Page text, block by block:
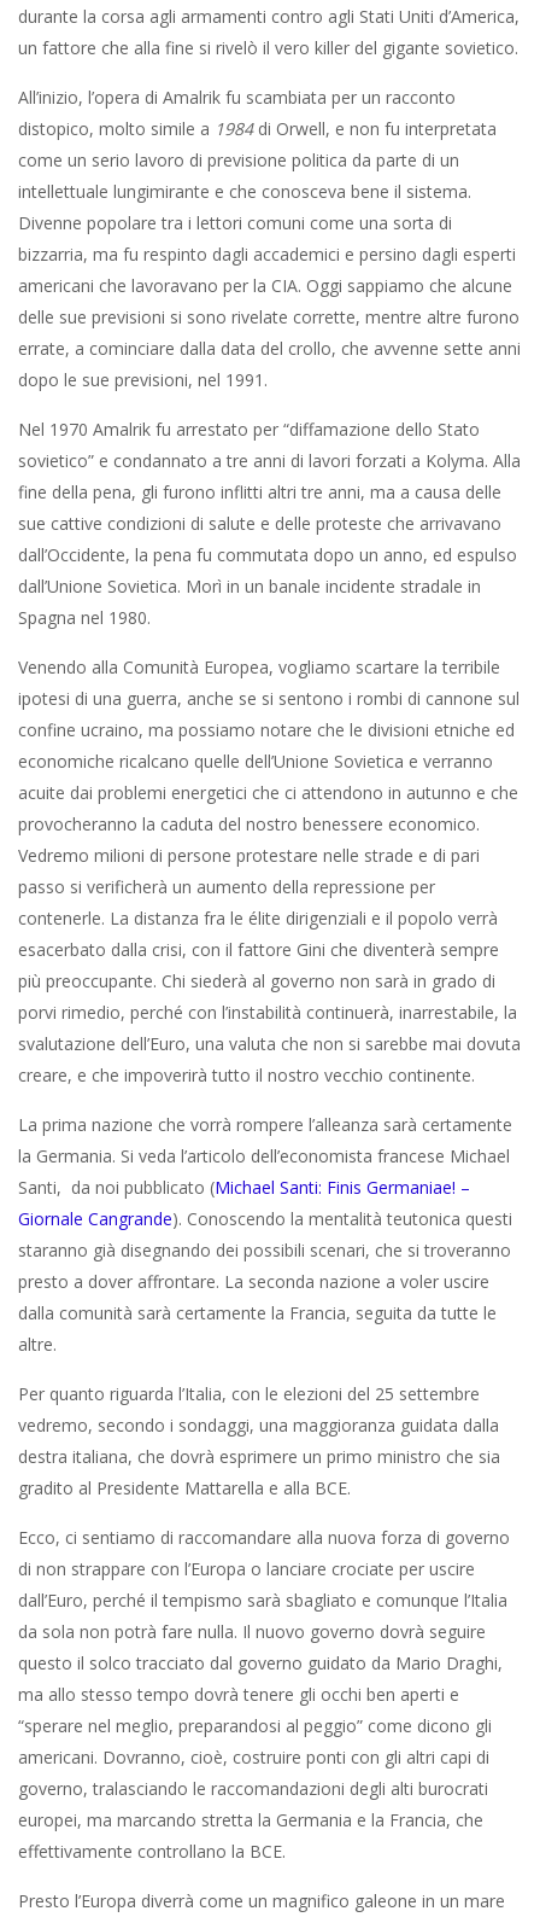
durante la corsa agli armamenti contro agli Stati Uniti d’America,
un fattore che alla fine si rivelò il vero killer del gigante sovietico.
All’inizio, l’opera di Amalrik fu scambiata per un racconto
distopico, molto simile a 1984di Orwell, e non fu interpretata
come un serio lavoro di previsione politica da parte di un
intellettuale lungimirante e che conosceva bene il sistema.
Divenne popolare tra i lettori comuni come una sorta di
bizzarria, ma fu respinto dagli accademici e persino dagli esperti
americani che lavoravano per la CIA. Oggi sappiamo che alcune
delle sue previsioni si sono rivelate corrette, mentre altre furono
errate, a cominciare dalla data del crollo, che avvenne sette anni
dopo le sue previsioni, nel 1991.
Nel 1970 Amalrik fu arrestato per “diffamazione dello Stato
sovietico” e condannato a tre anni di lavori forzati a Kolyma. Alla
fine della pena, gli furono inflitti altri tre anni, ma a causa delle
sue cattive condizioni di salute e delle proteste che arrivavano
dall’Occidente, la pena fu commutata dopo un anno, ed espulso
dall’Unione Sovietica. Morì in un banale incidente stradale in
Spagna nel 1980.
Venendo alla Comunità Europea, vogliamo scartare la terribile
ipotesi di una guerra, anche se si sentono i rombi di cannone sul
confine ucraino, ma possiamo notare che le divisioni etniche ed
economiche ricalcano quelle dell’Unione Sovietica e verranno
acuite dai problemi energetici che ci attendono in autunno e che
provocheranno la caduta del nostro benessere economico.
Vedremo milioni di persone protestare nelle strade e di pari
passo si verificherà un aumento della repressione per
contenerle. La distanza fra le élite dirigenziali e il popolo verrà
esacerbato dalla crisi, con il fattore Gini che diventerà sempre
più preoccupante. Chi siederà al governo non sarà in grado di
porvi rimedio, perché con l’instabilità continuerà, inarrestabile, la
svalutazione dell’Euro, una valuta che non si sarebbe mai dovuta
creare, e che impoverirà tutto il nostro vecchio continente.
La prima nazione che vorrà rompere l’alleanza sarà certamente
la Germania. Si veda l’articolo dell’economista francese Michael
Santi, da noi pubblicato (Michael Santi: Finis Germaniae! –
Giornale Cangrande). Conoscendo la mentalità teutonica questi
staranno già disegnando dei possibili scenari, che si troveranno
presto a dover affrontare. La seconda nazione a voler uscire
dalla comunità sarà certamente la Francia, seguita da tutte le
altre.
Per quanto riguarda l’Italia, con le elezioni del 25 settembre
vedremo, secondo i sondaggi, una maggioranza guidata dalla
destra italiana, che dovrà esprimere un primo ministro che sia
gradito al Presidente Mattarella e alla BCE.
Ecco, ci sentiamo di raccomandare alla nuova forza di governo
di non strappare con l’Europa o lanciare crociate per uscire
dall’Euro, perché il tempismo sarà sbagliato e comunque l’Italia
da sola non potrà fare nulla. Il nuovo governo dovrà seguire
questo il solco tracciato dal governo guidato da Mario Draghi,
ma allo stesso tempo dovrà tenere gli occhi ben aperti e
“sperare nel meglio, preparandosi al peggio” come dicono gli
americani. Dovranno, cioè, costruire ponti con gli altri capi di
governo, tralasciando le raccomandazioni degli alti burocrati
europei, ma marcando stretta la Germania e la Francia, che
effettivamente controllano la BCE.
Presto l’Europa diverrà come un magnifico galeone in un mare